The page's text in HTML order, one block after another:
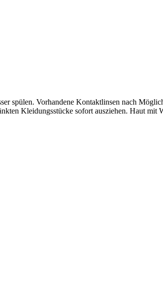
spülen. Vorhandene Kontaktlinsen nach
Kleidungsstücke sofort ausziehen. Haut mit